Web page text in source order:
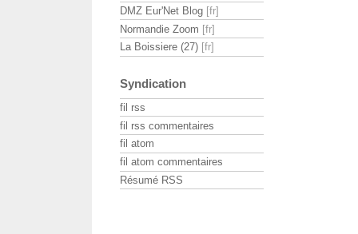
DMZ Eur'Net Blog
Normandie Zoom
La Boissiere (27)
Syndication
fil rss
fil rss commentaires
fil atom
fil atom commentaires
Résumé RSS